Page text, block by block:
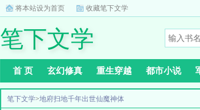
将本站设为首页 收藏笔下文学
笔下文学
首 页 玄幻修真 重生穿越 都市小说
笔下文学>地府扫地千年出世仙魔神体